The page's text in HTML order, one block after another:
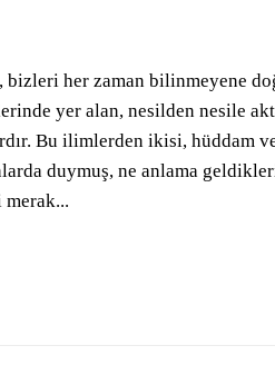
her zaman bilinmeyene
yer alan, nesilden nesile
Bu ilimlerden ikisi, hüddam
duymuş, ne anlama
merak...